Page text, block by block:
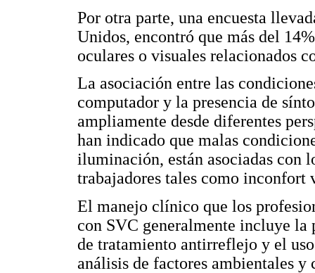
Por otra parte, una encuesta
Unidos, encontró que más del
oculares o visuales relacionados
La asociación entre las
computador y la presencia de
ampliamente desde diferentes
han indicado que malas
iluminación, están asociadas con
trabajadores tales como inconfort
El manejo clínico que los
con SVC generalmente incluye la
de tratamiento antirreflejo y el
análisis de factores ambientales y